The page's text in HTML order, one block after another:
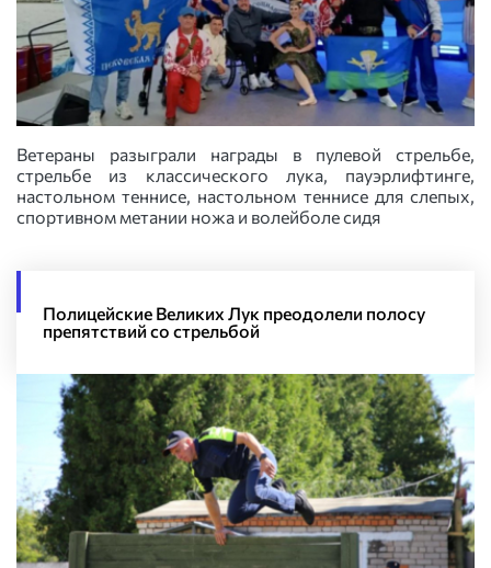
Ветераны разыграли награды в пулевой стрельбе,
стрельбе из классического лука, пауэрлифтинге,
настольном теннисе, настольном теннисе для слепых,
спортивном метании ножа и волейболе сидя
Полицейские Великих Лук преодолели полосу
препятствий со стрельбой